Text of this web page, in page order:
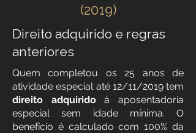
(2019)
Direito adquirido e regras
anteriores
Quem completou os 25 anos de
atividade especial até 12/11/2019 tem
direito adquiridoà aposentadoria
especial sem idade mínima. O
benefício é calculado com 100% da